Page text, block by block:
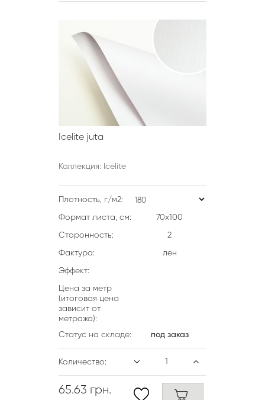
Icelite juta
Коллекция: Icelite
Плотность, г/м2:
Формат листа, см: 70х100
Сторонность: 2
Фактура: лен
Эффект:
Цена за метр
(итоговая цена
зависит от
метража):
Статус на складе:
под заказ
Количество:
65.63 грн.